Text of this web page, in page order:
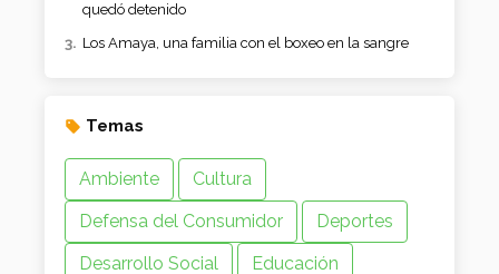
quedó detenido
Los Amaya, una familia con el boxeo en la sangre
Temas
Ambiente
Cultura
Defensa del Consumidor
Deportes
Desarrollo Social
Educación